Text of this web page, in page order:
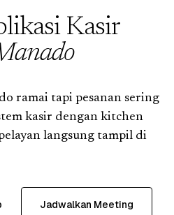
Kasir
ramai tapi pesanan sering
kasir dengan kitchen
langsung tampil di
Jadwalkan Meeting